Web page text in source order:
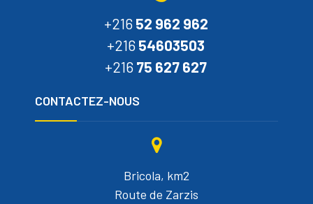
+216 52 962 962
+216 54603503
+216 75 627 627
CONTACTEZ-NOUS
Bricola, km2
Route de Zarzis